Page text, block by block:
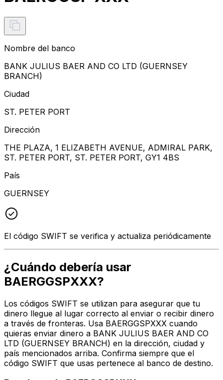
Nombre del banco
BANK JULIUS BAER AND CO LTD (GUERNSEY
BRANCH)
Ciudad
ST. PETER PORT
Dirección
THE PLAZA, 1 ELIZABETH AVENUE, ADMIRAL PARK,
ST. PETER PORT, ST. PETER PORT, GY1 4BS
País
GUERNSEY
El código SWIFT se verifica y actualiza periódicamente
¿Cuándo debería usar
BAERGGSPXXX?
Los códigos SWIFT se utilizan para asegurar que tu
dinero llegue al lugar correcto al enviar o recibir dinero
a través de fronteras. Usa BAERGGSPXXX cuando
quieras enviar dinero a BANK JULIUS BAER AND CO
LTD (GUERNSEY BRANCH) en la dirección, ciudad y
país mencionados arriba. Confirma siempre que el
código SWIFT que usas pertenece al banco de destino.